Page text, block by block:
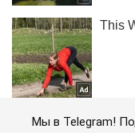
Мы в Telegram!